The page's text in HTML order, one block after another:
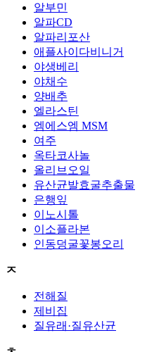
알부민
알파CD
알파리포산
애플사이다비니거
야생베리
야채수
양배추
엘라스틴
엠에스엠 MSM
여주
옥타코사놀
올리브오일
유산균발효굴추출물
은행잎
이노시톨
이소플라본
인동덩굴꽃봉오리
ㅈ
전해질
제비집
질유래·질유산균